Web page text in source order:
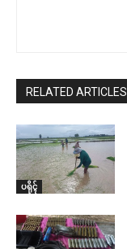
RELATED ARTICLES
ပရိုၚ်